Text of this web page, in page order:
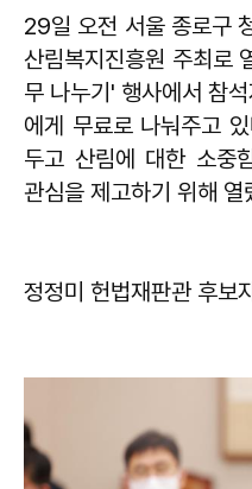
29일 오전 서울 종로구
산림복지진흥원 주최로
무 나누기' 행사에서 참
에게 무료로 나눠주고
두고 산림에 대한 소중
관심을 제고하기 위해 열
정정미 헌법재판관 후보